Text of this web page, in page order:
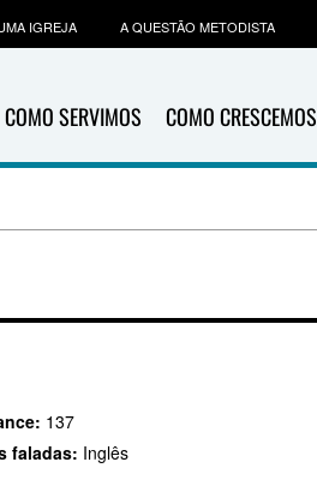
COMO SERVIMOS COMO CRESCEMOS
IGREJA A QUESTÃO METODISTA
137
faladas: Inglês